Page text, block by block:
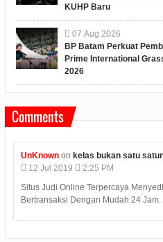
KUHP Baru
07 Aug 2026
BP Batam Perkuat
Prime International
2026
Comments
UnKnownon kelas bukan satu
12 Jul 2019
2:25 PM
Situs Judi Online Terpercaya
Bertransaksi Dengan Mudah 24 Jam.